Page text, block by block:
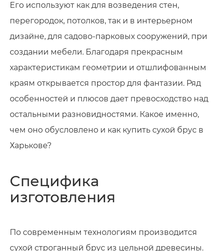
Его используют как для возведения стен,
перегородок, потолков, так и в интерьерном
дизайне, для садово-парковых сооружений, при
создании мебели. Благодаря прекрасным
характеристикам геометрии и отшлифованным
краям открывается простор для фантазии. Ряд
особенностей и плюсов дает превосходство над
остальными разновидностями. Какое именно,
чем оно обусловлено и как купить сухой брус в
Харькове?
Специфика
изготовления
По современным технологиям производится
сухой строганный брус из цельной древесины.